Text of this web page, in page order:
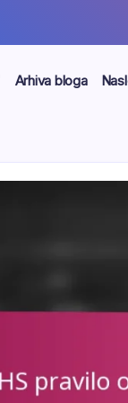
Arhiva bloga